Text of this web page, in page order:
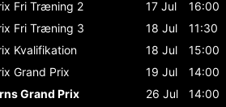
Fri Træning 2 17 Jul
16:00
Fri Træning 3 18 Jul
11:30
Kvalifikation 18 Jul
15:00
Grand Prix 19 Jul
14:00
Grand Prix
26 Jul
14:00